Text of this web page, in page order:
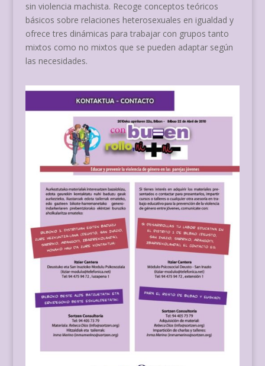
sin violencia machista. Recoge conceptos teóricos
básicos sobre relaciones heterosexuales en igualdad y
ofrece tres dinámicas para trabajar con grupos tanto
mixtos como no mixtos que se pueden adaptar según
las necesidades.